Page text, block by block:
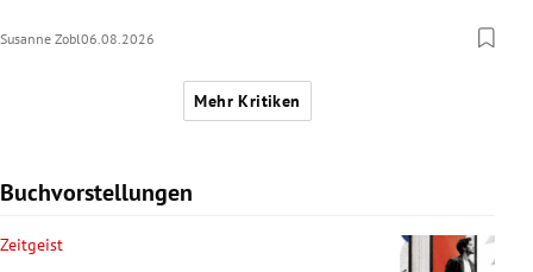
Susanne Zobl06.08.2026
Mehr Kritiken
Buchvorstellungen
Zeitgeist